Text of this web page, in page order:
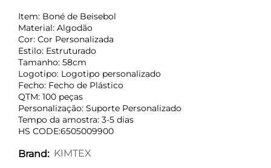
Item: Boné de Beisebol
Material: Algodão
Cor: Cor Personalizada
Estilo: Estruturado
Tamanho: 58cm
Logotipo: Logotipo personalizado
Fecho: Fecho de Plástico
QTM: 100 peças
Personalização: Suporte Personalizado
Tempo da amostra: 3-5 dias
HS CODE:6505009900
Brand: KIMTEX